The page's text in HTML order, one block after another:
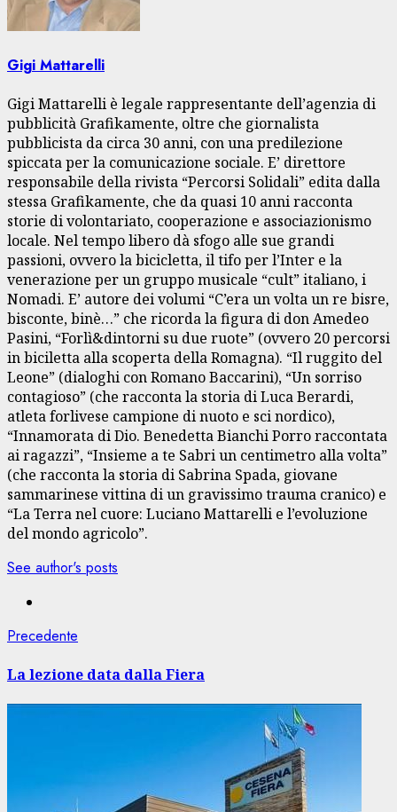
Gigi Mattarelli
Gigi Mattarelli è legale rappresentante dell’agenzia di
pubblicità Grafikamente, oltre che giornalista
pubblicista da circa 30 anni, con una predilezione
spiccata per la comunicazione sociale. E’ direttore
responsabile della rivista “Percorsi Solidali” edita dalla
stessa Grafikamente, che da quasi 10 anni racconta
storie di volontariato, cooperazione e associazionismo
locale. Nel tempo libero dà sfogo alle sue grandi
passioni, ovvero la bicicletta, il tifo per l’Inter e la
venerazione per un gruppo musicale “cult” italiano, i
Nomadi. E’ autore dei volumi “C’era un volta un re bisre,
bisconte, binè…” che ricorda la figura di don Amedeo
Pasini, “Forlì&dintorni su due ruote” (ovvero 20 percorsi
in biciletta alla scoperta della Romagna). “Il ruggito del
Leone” (dialoghi con Romano Baccarini), “Un sorriso
contagioso” (che racconta la storia di Luca Berardi,
atleta forlivese campione di nuoto e sci nordico),
“Innamorata di Dio. Benedetta Bianchi Porro raccontata
ai ragazzi”, “Insieme a te Sabri un centimetro alla volta”
(che racconta la storia di Sabrina Spada, giovane
sammarinese vittina di un gravissimo trauma cranico) e
“La Terra nel cuore: Luciano Mattarelli e l’evoluzione
del mondo agricolo”.
See author's posts
Navigazione
articolo
Precedente
La lezione data dalla Fiera